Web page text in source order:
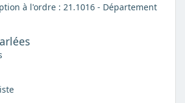
à l'ordre : 21.1016 - Département